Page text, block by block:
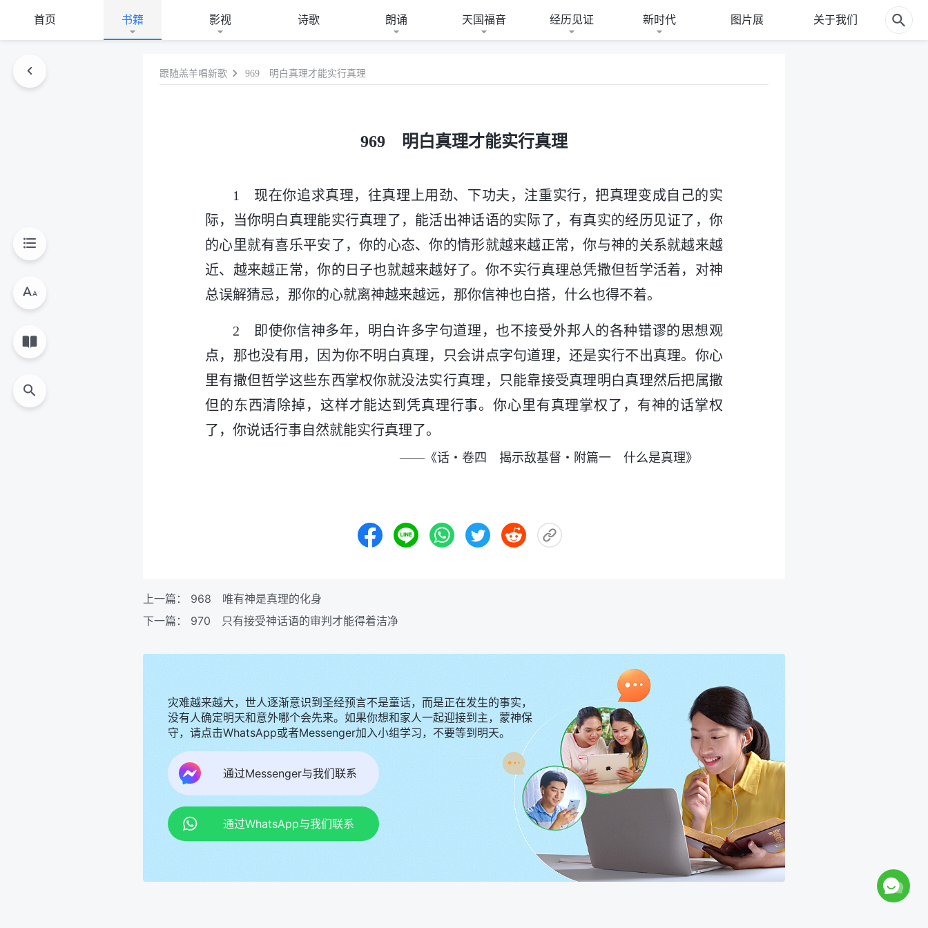
首页 书籍 影视 诗歌 朗诵 天国福音 经历见证 新时代 图片展 关于我们
跟随羔羊唱新歌 969 明白真理才能实行真理
969 明白真理才能实行真理
1 现在你追求真理，往真理上用劲、下功夫，注重实行，把真理变成自己的实
际，当你明白真理能实行真理了，能活出神话语的实际了，有真实的经历见证了，你
的心里就有喜乐平安了，你的心态、你的情形就越来越正常，你与神的关系就越来越
近、越来越正常，你的日子也就越来越好了。你不实行真理总凭撒但哲学活着，对神
总误解猜忌，那你的心就离神越来越远，那你信神也白搭，什么也得不着。
2 即使你信神多年，明白许多字句道理，也不接受外邦人的各种错谬的思想观
点，那也没有用，因为你不明白真理，只会讲点字句道理，还是实行不出真理。你心
里有撒但哲学这些东西掌权你就没法实行真理，只能靠接受真理明白真理然后把属撒
但的东西清除掉，这样才能达到凭真理行事。你心里有真理掌权了，有神的话掌权
了，你说话行事自然就能实行真理了。
——《话・卷四 揭示敌基督・附篇一 什么是真理》
上一篇： 968 唯有神是真理的化身
下一篇： 970 只有接受神话语的审判才能得着洁净
灾难越来越大，世人逐渐意识到圣经预言不是童话，而是正在发生的事实，
没有人确定明天和意外哪个会先来。如果你想和家人一起迎接到主，蒙神保
守，请点击WhatsApp或者Messenger加入小组学习，不要等到明天。
通过Messenger与我们联系
通过WhatsApp与我们联系